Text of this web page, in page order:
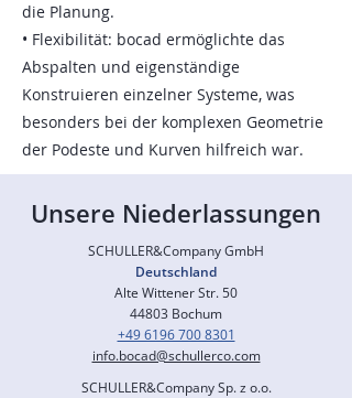
die Planung.
• Flexibilität: bocad ermöglichte das
Abspalten und eigenständige
Konstruieren einzelner Systeme, was
besonders bei der komplexen Geometrie
der Podeste und Kurven hilfreich war.
Unsere Niederlassungen
SCHULLER&Company GmbH
Deutschland
Alte Wittener Str. 50
44803 Bochum
+49 6196 700 8301
info.bocad@schullerco.com
SCHULLER&CompanySp. z o.o.